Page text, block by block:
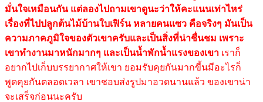
มั่นใจเหมือนกัน แต่ลองไปถามเขาดูนะว่าให้คะแนนเท่าไหร่
เรื่องที่ไปปลูกต้นไม้บ้านใบเฟิร์น หลายคนแซว คือจริงๆ มันเป็น
ความภาคภูมิใจของตัวเขาครับและเป็นสิ่งที่น่าชื่นชม เพราะ
เขาทำงานมาหนักมากๆ และเป็นน้ำพักน้ำแรงของเขา เราก็
อยากไปเก็บบรรยากาศให้เขา ยอมรับคุยกันมากขี้นมีอะไรก็
พูดคุยกันตลอดเวลา เขาชอบส่งรูปมาอวดนานแล้ว ของเขาน่า
จะเสร็จก่อนนะครับ